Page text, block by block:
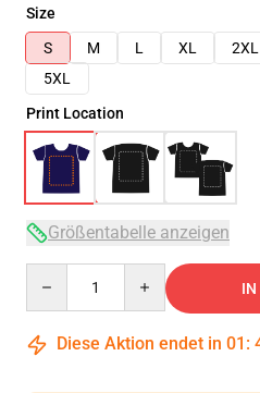
Size
S
M L XL 2XL
5XL
Print Location
Größentabelle anzeigen
IN
Diese Aktion endet in 01 :